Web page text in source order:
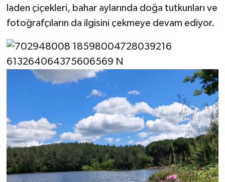
laden çiçekleri, bahar aylarında doğa tutkunları ve
fotoğrafçıların da ilgisini çekmeye devam ediyor.